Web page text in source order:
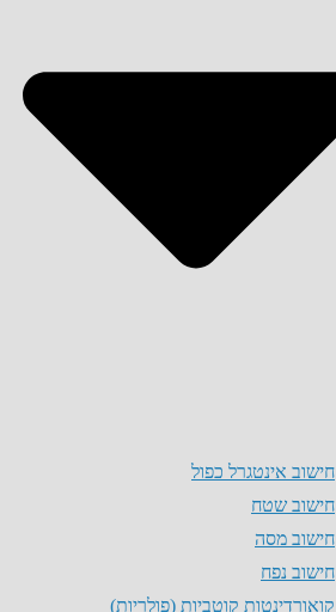
חישוב אינטגרל כפול
חישוב שטח
חישוב מסה
חישוב נפח
קואורדינטות קוטביות (פולריות)